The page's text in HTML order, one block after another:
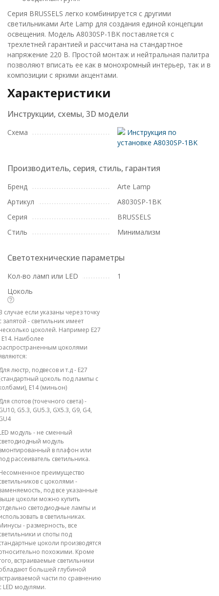
Серия BRUSSELS легко комбинируется с другими
светильниками Arte Lamp для создания единой концепции
освещения. Модель A8030SP-1BK поставляется с
трехлетней гарантией и рассчитана на стандартное
напряжение 220 В. Простой монтаж и нейтральная палитра
позволяют вписать ее как в монохромный интерьер, так и в
композиции с яркими акцентами.
Характеристики
Инструкции, схемы, 3D модели
Схема
Инструкция по
установке A8030SP-1BK
Производитель, серия, стиль, гарантия
Бренд
Arte Lamp
Артикул
A8030SP-1BK
Серия
BRUSSELS
Стиль
Минимализм
Светотехнические параметры
Кол-во ламп или LED
1
Цоколь
случае если указаны через точку
запятой - светильник имеет
цоколей. Например E27
E14. Наиболее
цоколями
люстр, подвесов и т.д - E27
цоколь под лампы с
E14 (миньон)
спотов (точечного света) -
G5.3, GU5.3, GX5.3, G9, G4,
модуль - не сменный
модуль
в плафон или
рассеиватель светильника.
преимущество
с цоколями -
под все указанные
цоколи можно купить
светодиодные лампы и
в светильниках.
- размерность, все
и споты под
цоколи производятся
похожими. Кроме
встраиваемые светильники
большей глубиной
части по сравнению
LED модулями.